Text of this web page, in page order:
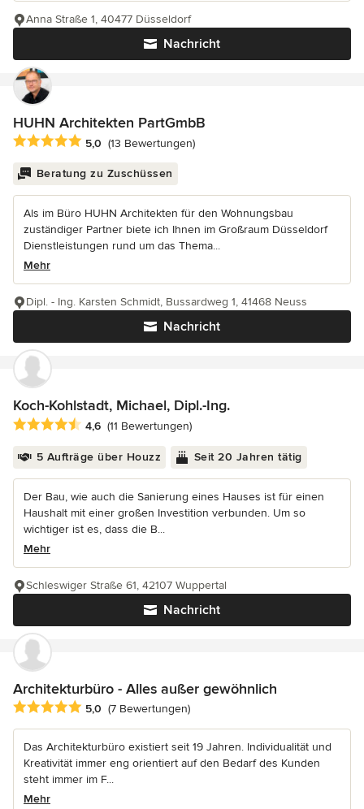
Nachricht
Anna Straße 1, 40477 Düsseldorf
HUHN Architekten PartGmbB
Durchschnittliche Bewertung: 5 von 5 Sternen
5,0 (13 Bewertungen)
Beratung zu Zuschüssen
Als im Büro HUHN Architekten für den Wohnungsbau
zuständiger Partner biete ich Ihnen im Großraum Düsseldorf
Dienstleistungen rund um das Thema...
Mehr
Nachricht
Dipl. - Ing. Karsten Schmidt, Bussardweg 1, 41468 Neuss
Koch-Kohlstadt, Michael, Dipl.-Ing.
Durchschnittliche Bewertung: 4.6 von 5 Sternen
4,6 (11 Bewertungen)
5 Aufträge über Houzz Seit 20 Jahren tätig
Der Bau, wie auch die Sanierung eines Hauses ist für einen
Haushalt mit einer großen Investition verbunden. Um so
wichtiger ist es, dass die B...
Mehr
Nachricht
Schleswiger Straße 61, 42107 Wuppertal
Architekturbüro - Alles außer gewöhnlich
Durchschnittliche Bewertung: 5 von 5 Sternen
5,0 (7 Bewertungen)
Das Architekturbüro existiert seit 19 Jahren. Individualität und
Kreativität immer eng orientiert auf den Bedarf des Kunden
steht immer im F...
Mehr